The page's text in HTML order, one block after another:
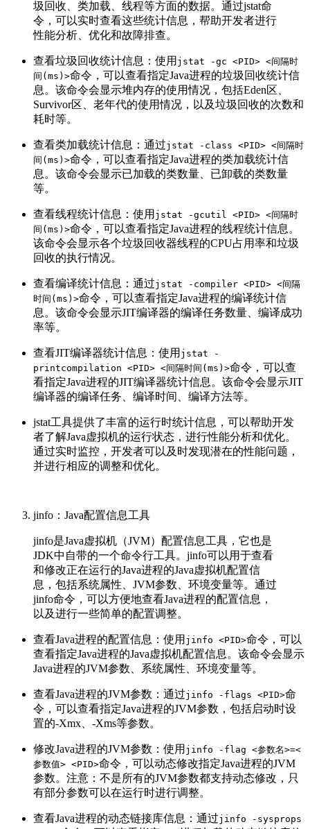
圾回收、类加载、线程等方面的数据。通过jstat命
令，可以实时查看这些统计信息，帮助开发者进行
性能分析、优化和故障排查。
查看垃圾回收统计信息：使用 jstat -gc <PID> <间隔时
间(ms)>命令，可以查看指定Java进程的垃圾回收统计信
息。该命令会显示堆内存的使用情况，包括Eden区、
Survivor区、老年代的使用情况，以及垃圾回收的次数和
耗时等。
查看类加载统计信息：通过jstat -class <PID> <间隔时
间(ms)>命令，可以查看指定Java进程的类加载统计信
息。该命令会显示已加载的类数量、已卸载的类数量
等。
查看线程统计信息：使用 jstat -gcutil <PID> <间隔时
间(ms)>命令，可以查看指定Java进程的线程统计信息。
该命令会显示各个垃圾回收器线程的CPU占用率和垃圾
回收的执行情况。
查看编译统计信息：通过jstat -compiler <PID> <间隔
时间(ms)>命令，可以查看指定Java进程的编译统计信
息。该命令会显示JIT编译器的编译任务数量、编译成功
率等。
查看JIT编译器统计信息：使用 jstat -
printcompilation <PID> <间隔时间(ms)>命令，可以查
看指定Java进程的JIT编译器统计信息。该命令会显示JIT
编译器的编译任务、编译时间、编译方法等。
jstat工具提供了丰富的运行时统计信息，可以帮助开发
者了解Java虚拟机的运行状态，进行性能分析和优化。
通过实时监控，开发者可以及时发现潜在的性能问题，
并进行相应的调整和优化。
jinfo：Java配置信息工具
jinfo是Java虚拟机（JVM）配置信息工具，它也是
JDK中自带的一个命令行工具。jinfo可以用于查看
和修改正在运行的Java进程的Java虚拟机配置信
息，包括系统属性、JVM参数、环境变量等。通过
jinfo命令，可以方便地查看Java进程的配置信息，
以及进行一些简单的配置调整。
查看Java进程的配置信息：使用 jinfo <PID>命令，可以
查看指定Java进程的Java虚拟机配置信息。该命令会显示
Java进程的JVM参数、系统属性、环境变量等。
查看Java进程的JVM参数：通过jinfo -flags <PID>命
令，可以查看指定Java进程的JVM参数，包括启动时设
置的-Xmx、-Xms等参数。
修改Java进程的JVM参数：使用 jinfo -flag <参数名>=<
参数值> <PID>命令，可以动态修改指定Java进程的JVM
参数。注意：不是所有的JVM参数都支持动态修改，只
有部分参数可以在运行时进行调整。
查看Java进程的动态链接库信息：通过jinfo -sysprops